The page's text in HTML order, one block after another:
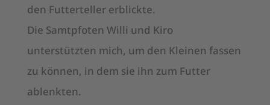
den Futterteller erblickte.
Die Samtpfoten Willi und Kiro
unterstützten mich, um den Kleinen fassen
zu können, in dem sie ihn zum Futter
ablenkten.